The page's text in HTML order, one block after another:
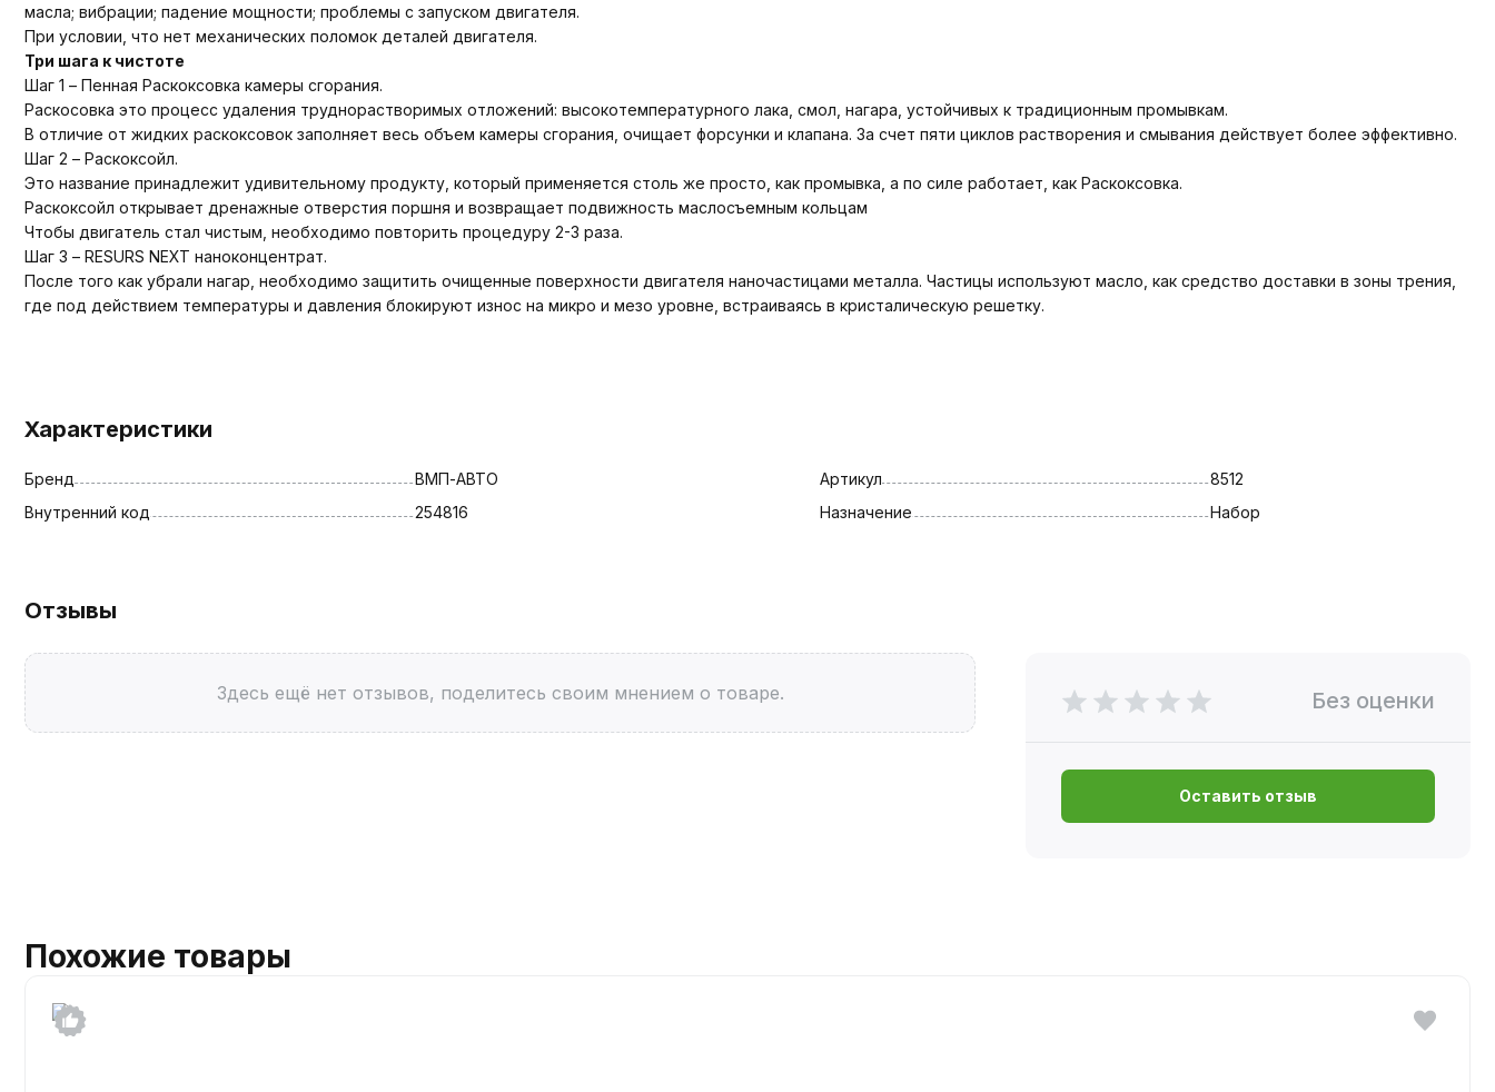
масла; вибрации; падение мощности; проблемы с запуском двигателя.
При условии, что нет механических поломок деталей двигателя.
Три шага к чистоте
Шаг 1 – Пенная Раскоксовка камеры сгорания.
Раскосовка это процесс удаления труднорастворимых отложений: высокотемпературного лака, смол, нагара, устойчивых к традиционным промывкам.
В отличие от жидких раскоксовок заполняет весь объем камеры сгорания, очищает форсунки и клапана. За счет пяти циклов растворения и смывания действует более эффективно.
Шаг 2 – Раскоксойл.
Это название принадлежит удивительному продукту, который применяется столь же просто, как промывка, а по силе работает, как Раскоксовка.
Раскоксойл открывает дренажные отверстия поршня и возвращает подвижность маслосъемным кольцам
Чтобы двигатель стал чистым, необходимо повторить процедуру 2-3 раза.
Шаг 3 – RESURS NEXT наноконцентрат.
После того как убрали нагар, необходимо защитить очищенные поверхности двигателя наночастицами металла. Частицы используют масло, как средство доставки в зоны трения,
где под действием температуры и давления блокируют износ на микро и мезо уровне, встраиваясь в кристалическую решетку.
Характеристики
Бренд
ВМП-АВТО
Внутренний код
254816
Артикул
8512
Назначение
Набор
Отзывы
Здесь ещё нет отзывов, поделитесь своим мнением о товаре. Без оценки
Оставить отзыв
Похожие товары